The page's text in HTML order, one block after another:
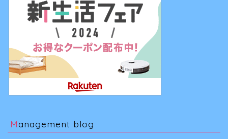
Management blog